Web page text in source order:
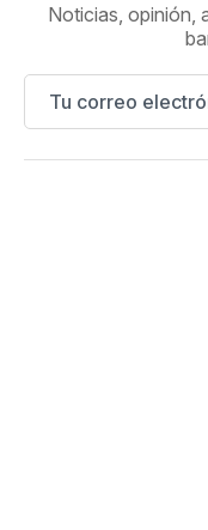
Noticias, opinión,